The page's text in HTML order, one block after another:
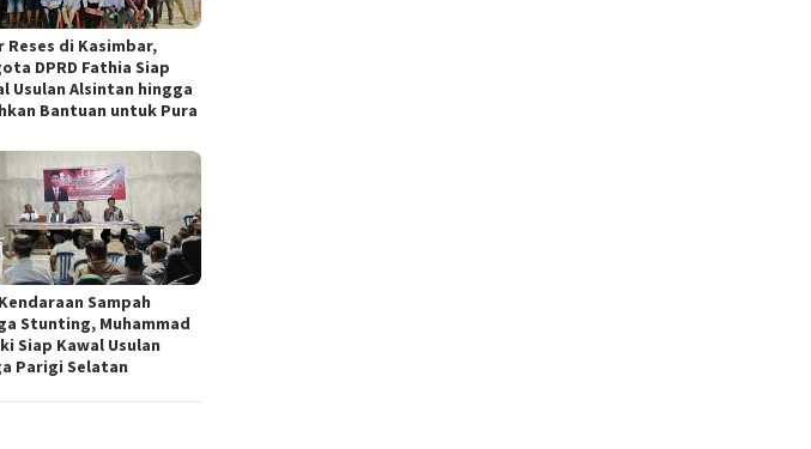
Reses di Kasimbar,
DPRD Fathia Siap
Usulan Alsintan hingga
Bantuan untuk Pura
Sampah
Stunting, Muhammad
Siap Kawal Usulan
Parigi Selatan